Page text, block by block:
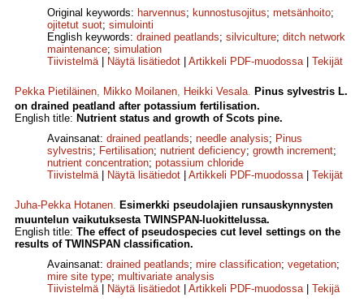
Original keywords: harvennus; kunnostusojitus; metsänhoito;
ojitetut suot; simulointi
English keywords: drained peatlands; silviculture; ditch network
maintenance; simulation
Tiivistelmä| Näytä lisätiedot Artikkeli PDF-muodossa| Tekijät
Pekka Pietiläinen, Mikko Moilanen, Heikki Vesala. Pinus sylvestris L.
on drained peatland after potassium fertilisation.
English title: Nutrient status and growth of Scots pine.
Avainsanat: drained peatlands; needle analysis; Pinus
sylvestris; Fertilisation; nutrient deficiency; growth increment;
nutrient concentration; potassium chloride
Tiivistelmä| Näytä lisätiedot Artikkeli PDF-muodossa| Tekijät
Juha-Pekka Hotanen. Esimerkki pseudolajien runsauskynnysten
muuntelun vaikutuksesta TWINSPAN-Iuokittelussa.
English title: The effect of pseudospecies cut level settings on the
results of TWINSPAN classification.
Avainsanat: drained peatlands; mire classification; vegetation;
mire site type; multi­variate analysis
Tiivistelmä| Näytä lisätiedot Artikkeli PDF-muodossa| Tekijä